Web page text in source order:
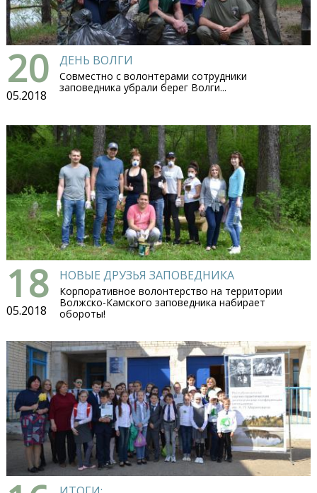
20
05.2018
ДЕНЬ ВОЛГИ
Совместно с волонтерами сотрудники
заповедника убрали берег Волги...
18
05.2018
НОВЫЕ ДРУЗЬЯ ЗАПОВЕДНИКА
Корпоративное волонтерство на территории
Волжско-Камского заповедника набирает
обороты!